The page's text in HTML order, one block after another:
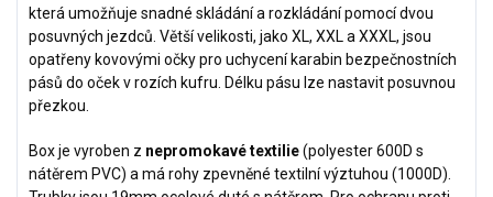
která umožňuje snadné skládání a rozkládání pomocí dvou
posuvných jezdců. Větší velikosti, jako XL, XXL a XXXL, jsou
opatřeny kovovými očky pro uchycení karabin bezpečnostních
pásů do oček v rozích kufru. Délku pásu lze nastavit posuvnou
přezkou.
Box je vyroben z nepromokavé textilie(polyester 600D s
nátěrem PVC) a má rohy zpevněné textilní výztuhou (1000D).